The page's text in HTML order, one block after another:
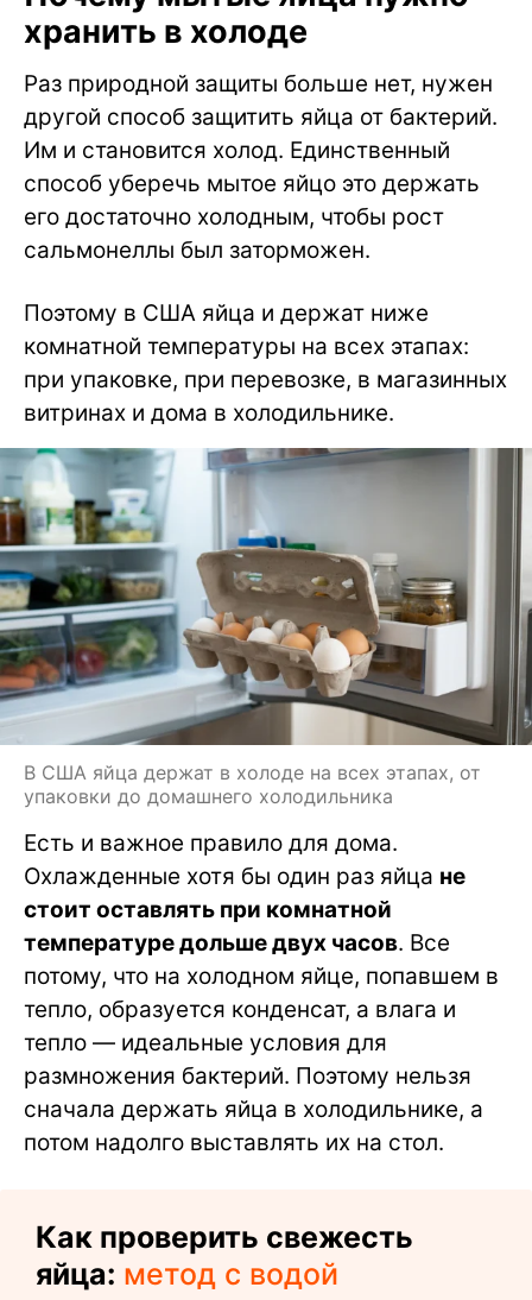
хранить в холоде
Раз природной защиты больше нет, нужен
другой способ защитить яйца от бактерий.
Им и становится холод. Единственный
способ уберечь мытое яйцо это держать
его достаточно холодным, чтобы рост
сальмонеллы был заторможен.
Поэтому в США яйца и держат ниже
комнатной температуры на всех этапах:
при упаковке, при перевозке, в магазинных
витринах и дома в холодильнике.
В США яйца держат в холоде на всех этапах, от
упаковки до домашнего холодильника
Есть и важное правило для дома.
Охлажденные хотя бы один раз яйца не
стоит оставлять при комнатной
температуре дольше двух часов. Все
потому, что на холодном яйце, попавшем в
тепло, образуется конденсат, а влага и
тепло — идеальные условия для
размножения бактерий. Поэтому нельзя
сначала держать яйца в холодильнике, а
потом надолго выставлять их на стол.
Как проверить свежесть
яйца: метод с водой